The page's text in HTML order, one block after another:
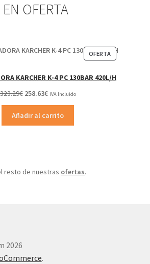
EN OFERTA
OFERTA PRODUCTO
EN
KARCHER K-4 PC 130BAR 420L/H
323.29€ El
precio
original
era:
258.63€El
precio
actual
es:
IVA Incluido
Añadir al carrito
resto de nuestras ofertas.
2026
.